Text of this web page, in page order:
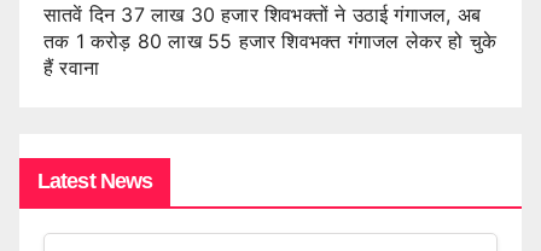
सातवें दिन 37 लाख 30 हजार शिवभक्तों ने उठाई गंगाजल, अब
तक 1 करोड़ 80 लाख 55 हजार शिवभक्त गंगाजल लेकर हो चुके
हैं रवाना
Latest News